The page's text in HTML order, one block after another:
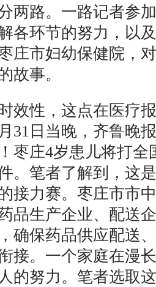
两路。一路记者参
各环节的努力，以
庄市妇幼保健院，
故事。
性，这点在医疗报
31日当晚，齐鲁晚
枣庄4岁患儿将打全
。笔者了解到，这
接力赛。枣庄市市
品生产企业、配送
确保药品供应配送
接。一个家庭在漫
的努力。笔者选取